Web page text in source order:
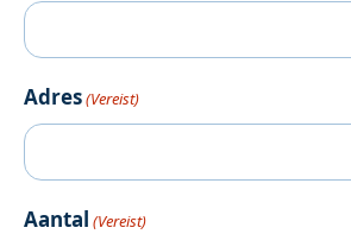
Adres(Vereist)
Aantal (Vereist)